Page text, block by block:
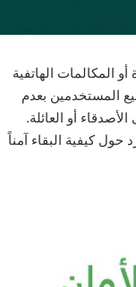
المكالمات الهاتفية
المستخدمين بعدم
أو العائلة.
حول كيفية البقاء آمناً